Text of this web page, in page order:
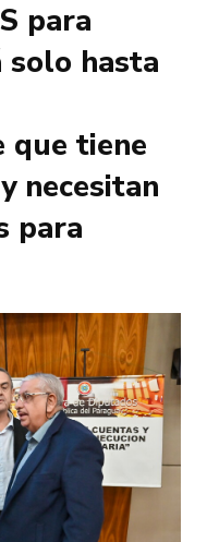
para
solo hasta
que tiene
necesitan
para